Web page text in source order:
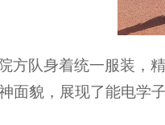
方队身着统一服装，
面貌，展现了能电学